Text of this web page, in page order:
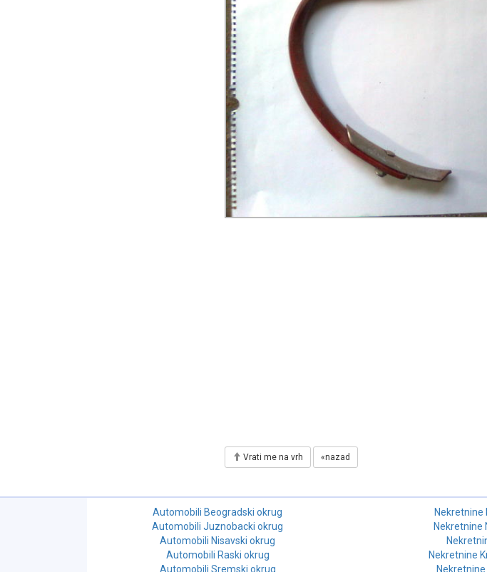
Vrati me na vrh «nazad
Automobili Beogradski okrug
Automobili Juznobacki okrug
Automobili Nisavski okrug
Automobili Raski okrug
Automobili Sremski okrug
Nekretnine
Nekretnine
Nekretnine